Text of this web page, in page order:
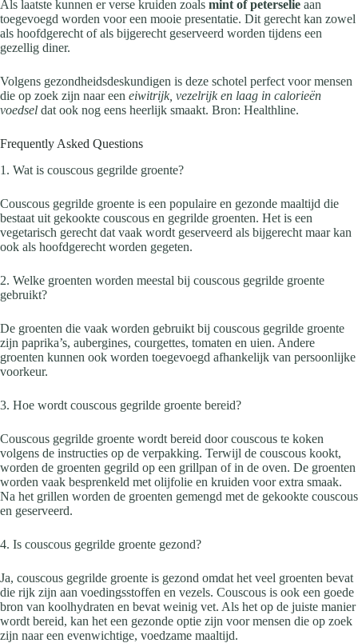
Als laatste kunnen er verse kruiden zoals mint of peterselie aan
toegevoegd worden voor een mooie presentatie. Dit gerecht kan zowel
als hoofdgerecht of als bijgerecht geserveerd worden tijdens een
gezellig diner.
Volgens gezondheidsdeskundigen is deze schotel perfect voor mensen
die op zoek zijn naar een eiwitrijk, vezelrijk en laag in calorieën
voedsel dat ook nog eens heerlijk smaakt. Bron: Healthline.
Frequently Asked Questions
1. Wat is couscous gegrilde groente?
Couscous gegrilde groente is een populaire en gezonde maaltijd die
bestaat uit gekookte couscous en gegrilde groenten. Het is een
vegetarisch gerecht dat vaak wordt geserveerd als bijgerecht maar kan
ook als hoofdgerecht worden gegeten.
2. Welke groenten worden meestal bij couscous gegrilde groente
gebruikt?
De groenten die vaak worden gebruikt bij couscous gegrilde groente
zijn paprika’s, aubergines, courgettes, tomaten en uien. Andere
groenten kunnen ook worden toegevoegd afhankelijk van persoonlijke
voorkeur.
3. Hoe wordt couscous gegrilde groente bereid?
Couscous gegrilde groente wordt bereid door couscous te koken
volgens de instructies op de verpakking. Terwijl de couscous kookt,
worden de groenten gegrild op een grillpan of in de oven. De groenten
worden vaak besprenkeld met olijfolie en kruiden voor extra smaak.
Na het grillen worden de groenten gemengd met de gekookte couscous
en geserveerd.
4. Is couscous gegrilde groente gezond?
Ja, couscous gegrilde groente is gezond omdat het veel groenten bevat
die rijk zijn aan voedingsstoffen en vezels. Couscous is ook een goede
bron van koolhydraten en bevat weinig vet. Als het op de juiste manier
wordt bereid, kan het een gezonde optie zijn voor mensen die op zoek
zijn naar een evenwichtige, voedzame maaltijd.